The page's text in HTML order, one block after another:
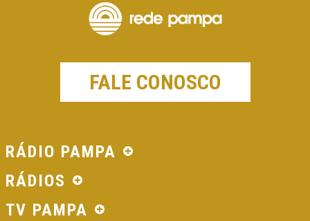
FALE CONOSCO
RÁDIO PAMPA
RÁDIOS
TV PAMPA